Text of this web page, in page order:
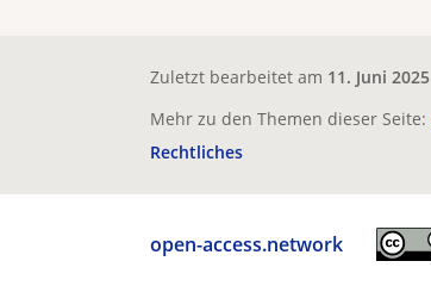
Zuletzt bearbeitet am 11. Juni 2025
Mehr zu den Themen dieser Seite:
Rechtliches
open-access.network